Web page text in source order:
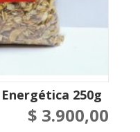
250g
$ 3.900,00